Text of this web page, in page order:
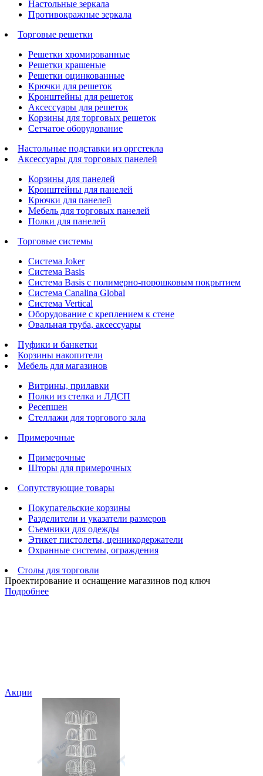
Настольные зеркала
Противокражные зеркала
Торговые решетки
Решетки хромированные
Решетки крашеные
Решетки оцинкованные
Крючки для решеток
Кронштейны для решеток
Аксессуары для решеток
Корзины для торговых решеток
Сетчатое оборудование
Настольные подставки из оргстекла
Аксессуары для торговых панелей
Корзины для панелей
Кронштейны для панелей
Крючки для панелей
Мебель для торговых панелей
Полки для панелей
Торговые системы
Система Joker
Система Basis
Система Basis с полимерно-порошковым покрытием
Система Canalina Global
Система Vertical
Оборудование с креплением к стене
Овальная труба, аксессуары
Пуфики и банкетки
Корзины накопители
Мебель для магазинов
Витрины, прилавки
Полки из стелка и ЛДСП
Ресепшен
Стеллажи для торгового зала
Примерочные
Примерочные
Шторы для примерочных
Сопутствующие товары
Покупательские корзины
Разделители и указатели размеров
Съемники для одежды
Этикет пистолеты, ценникодержатели
Охранные системы, ограждения
Столы для торговли
Проектирование и оснащение магазинов под ключ
Подробнее
Акции